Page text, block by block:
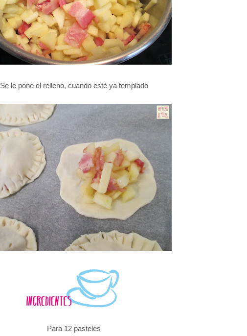
Se le pone el relleno, cuando esté ya templado
Para 12 pasteles